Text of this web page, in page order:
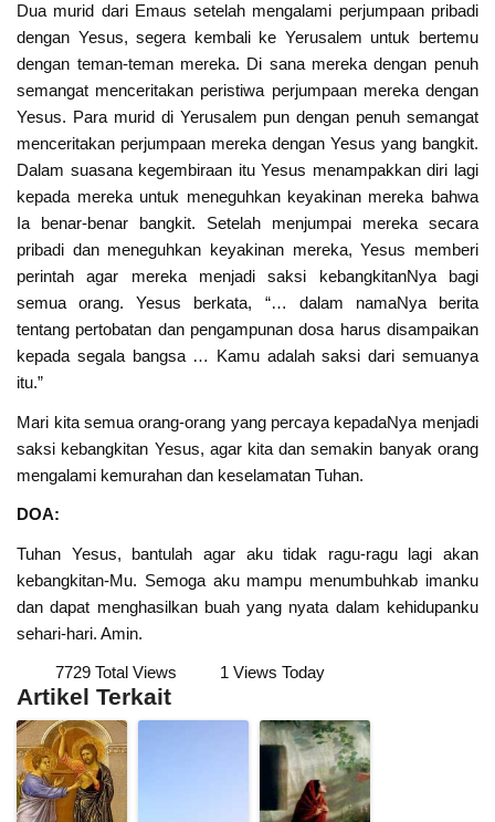
Dua murid dari Emaus setelah mengalami perjumpaan pribadi
dengan Yesus, segera kembali ke Yerusalem untuk bertemu
dengan teman-teman mereka. Di sana mereka dengan penuh
semangat menceritakan peristiwa perjumpaan mereka dengan
Yesus. Para murid di Yerusalem pun dengan penuh semangat
menceritakan perjumpaan mereka dengan Yesus yang bangkit.
Dalam suasana kegembiraan itu Yesus menampakkan diri lagi
kepada mereka untuk meneguhkan keyakinan mereka bahwa
Ia benar-benar bangkit. Setelah menjumpai mereka secara
pribadi dan meneguhkan keyakinan mereka, Yesus memberi
perintah agar mereka menjadi saksi kebangkitanNya bagi
semua orang. Yesus berkata, “… dalam namaNya berita
tentang pertobatan dan pengampunan dosa harus disampaikan
kepada segala bangsa … Kamu adalah saksi dari semuanya
itu.”
Mari kita semua orang-orang yang percaya kepadaNya menjadi
saksi kebangkitan Yesus, agar kita dan semakin banyak orang
mengalami kemurahan dan keselamatan Tuhan.
DOA:
Tuhan Yesus, bantulah agar aku tidak ragu-ragu lagi akan
kebangkitan-Mu. Semoga aku mampu menumbuhkab imanku
dan dapat menghasilkan buah yang nyata dalam kehidupanku
sehari-hari. Amin.
7729 Total Views 1 Views Today
Artikel Terkait